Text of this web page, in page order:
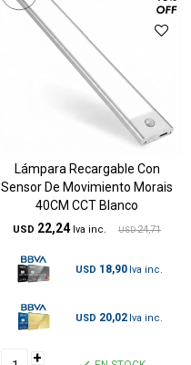
Lámpara Recargable Con
Sensor De Movimiento Morais
40CM CCT Blanco
USD 22,24 USD 24,71
USD 18,90
USD 20,02
+